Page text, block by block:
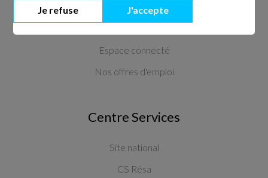
Je refuse J'accepte
Nos tarifs
Espace connecté
Nos offres d'emploi
Centre Services
Site national
CS Résa